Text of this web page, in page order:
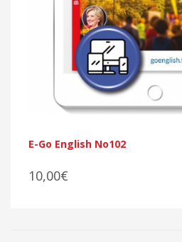
E-Go English No102
10,00€